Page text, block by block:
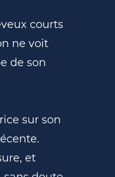
courts
ne voit
de son
sur son
et